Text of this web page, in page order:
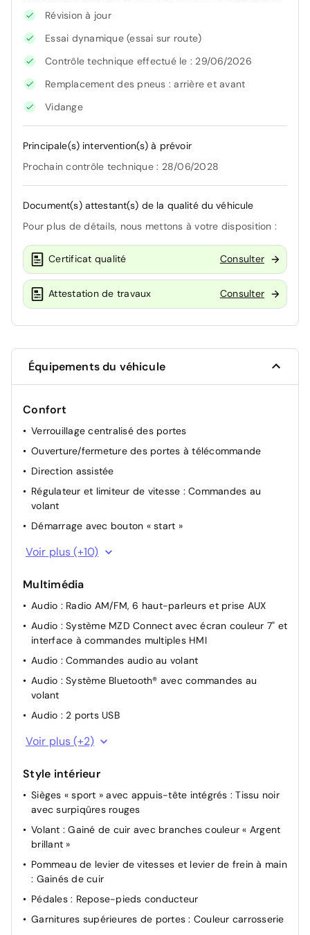
Révision à jour
Essai dynamique (essai sur route)
Contrôle technique effectué le : 29/06/2026
Remplacement des pneus : arrière et avant
Vidange
Principale(s) intervention(s) à prévoir
Prochain contrôle technique : 28/06/2028
Document(s) attestant(s) de la qualité du véhicule
Pour plus de détails, nous mettons à votre disposition :
Certificat qualité Consulter
Attestation de travaux Consulter
Équipements du véhicule
Confort
Verrouillage centralisé des portes
Ouverture/fermeture des portes à télécommande
Direction assistée
Régulateur et limiteur de vitesse : Commandes au
volant
Démarrage avec bouton « start »
Vitres électriques
Sièges « sport » avec appuis-tête intégrés : Avec
réglage manuel de la longueur et inclinaison
Sièges « sport » avec appuis-tête intégrés : Siège
conducteur avec réglage manuel de la profondeur
Pare-soleil : Côtés conducteur et passager, avec miroir
Volant : Réglable en hauteur
Rétroviseur intérieur : Réglage jour/nuit manuel
couvercles derrière les sièges
rangement entre les sièges (verrouillable)
Autres espaces de rangement : Espaces de rangement
dans les portières et dans le bas de la console
centrale
Voir plus (+10)
Multimédia
Audio : Radio AM/FM, 6 haut-parleurs et prise AUX
Audio : Système MZD Connect avec écran couleur 7" et
interface à commandes multiples HMI
Audio : Commandes audio au volant
Audio : Système Bluetooth® avec commandes au
volant
Audio : 2 ports USB
Combiné des instruments : Ordinateur de bord avec
alarme de vitesse
Prise 12 V
Voir plus (+2)
Style intérieur
Sièges « sport » avec appuis-tête intégrés : Tissu noir
avec surpiqûres rouges
Volant : Gainé de cuir avec branches couleur « Argent
brillant »
Pommeau de levier de vitesses et levier de frein à main
: Gainés de cuir
Pédales : Repose-pieds conducteur
Garnitures supérieures de portes : Couleur carrosserie